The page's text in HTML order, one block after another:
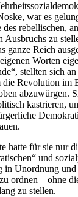
war es
des rebellischen,
Ausbruchs zu
ganze Reich
Worten
stellten sich
die Revolution im
abzuwürgen.
kastrieren,
hatte für sie nur
und
in Unordnung
ordnen – ohne
zu stellen.